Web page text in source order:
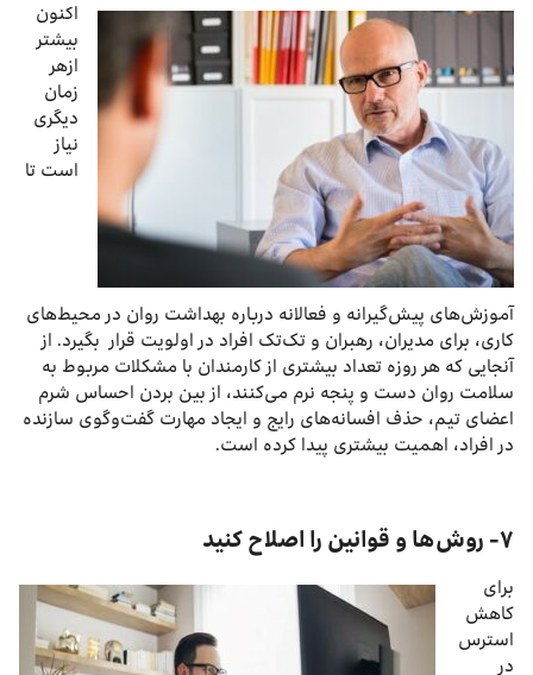
اکنون
بیشتر
ازهر
زمان
دیگری
نیاز
است تا
آموزش‌های پیش‌گیرانه و فعالانه درباره بهداشت روان در محیط‌های
کاری، برای مدیران، رهبران و تک‌تک افراد در اولویت قرار بگیرد. از
آنجایی که هر روزه تعداد بیشتری از کارمندان با مشکلات مربوط به
سلامت روان دست و پنجه نرم می‌کنند، از بین بردن احساس شرم
اعضای تیم، حذف افسانه‌های رایج و ایجاد مهارت‌ گفت‌وگوی سازنده
در افراد، اهمیت بیشتری پیدا کرده است.
۷- روش‌ها و قوانین را اصلاح کنید
برای
کاهش
استرس
در